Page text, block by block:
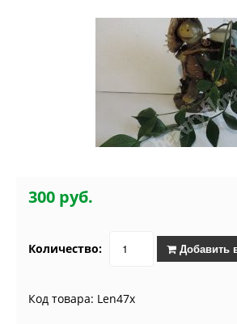
300 руб.
Количество: Добавить
Код товара: Len47x